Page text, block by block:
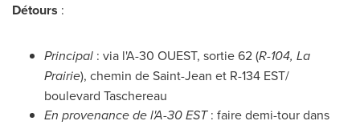
Détours :
Principal : via l'A-30 OUEST, sortie 62 (R-104, La
Prairie), chemin de Saint-Jean et R-134 EST/
boulevard Taschereau
En provenance de l'A-30 EST: faire demi-tour dans